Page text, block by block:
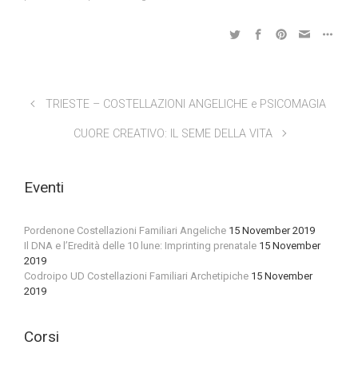
TRIESTE – COSTELLAZIONI ANGELICHE e PSICOMAGIA
CUORE CREATIVO: IL SEME DELLA VITA
Eventi
Pordenone Costellazioni Familiari Angeliche 15 November 2019
Il DNA e l’Eredità delle 10 lune: Imprinting prenatale 15 November
2019
Codroipo UD Costellazioni Familiari Archetipiche 15 November
2019
Corsi